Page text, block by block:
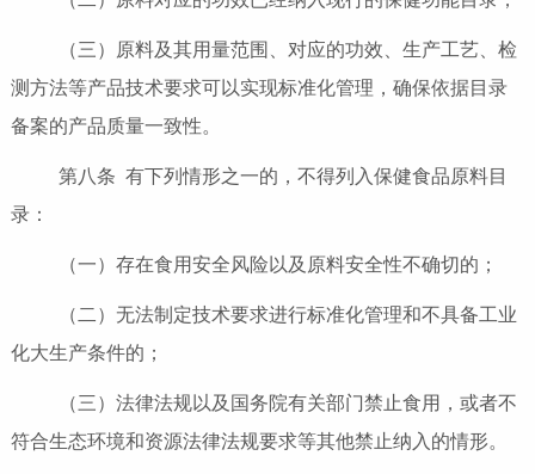
（三）原料及其用量范围、对应的功效、生产工艺、检
测方法等产品技术要求可以实现标准化管理，确保依据目录
备案的产品质量一致性。
第八条 有下列情形之一的，不得列入保健食品原料目
录：
（一）存在食用安全风险以及原料安全性不确切的；
（二）无法制定技术要求进行标准化管理和不具备工业
化大生产条件的；
（三）法律法规以及国务院有关部门禁止食用，或者不
符合生态环境和资源法律法规要求等其他禁止纳入的情形。